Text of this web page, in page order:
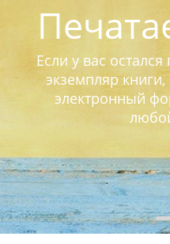
Если у вас
экземпляр
электронный